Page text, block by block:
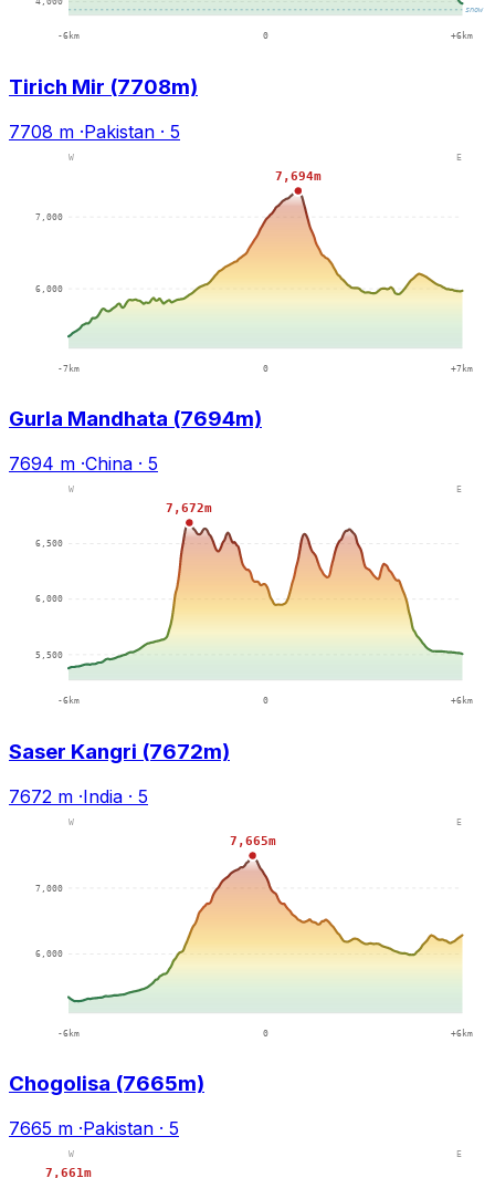
Tirich Mir (7708m)
7708 m ·Pakistan · 5
Gurla Mandhata (7694m)
7694 m ·China · 5
Saser Kangri (7672m)
7672 m ·India · 5
Chogolisa (7665m)
7665 m ·Pakistan · 5